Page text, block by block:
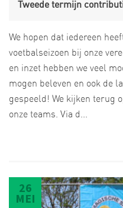
Tweede termijn
We hopen dat iedereen
voetbalseizoen bij onze
en inzet hebben we veel
mogen beleven en ook de
gespeeld! We kijken terug
onze teams. Via d...
26
MEI